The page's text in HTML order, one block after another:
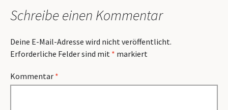
Schreibe einen Kommentar
Deine E-Mail-Adresse wird nicht veröffentlicht.
Erforderliche Felder sind mit * markiert
Kommentar *